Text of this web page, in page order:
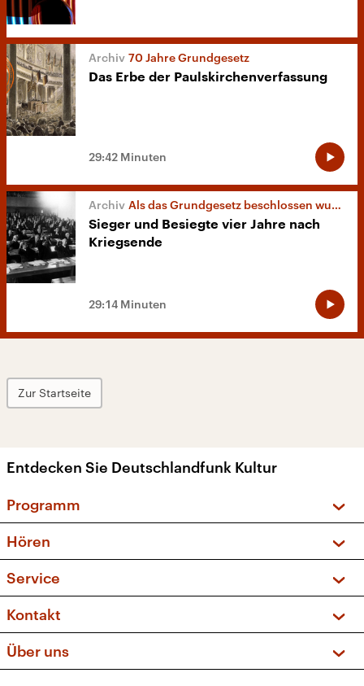
70 Jahre Grundgesetz
Das Erbe der Paulskirchenverfassung
29:42 Minuten
Als das Grundgesetz beschlossen wurde
Sieger und Besiegte vier Jahre nach
Kriegsende
29:14 Minuten
Zur Startseite
Entdecken Sie Deutschlandfunk Kultur
Programm
Sendungen und Podcasts
Musikliste
Kakadu – Das Kinderprogramm
Hören
Frequenzen (UKW + DAB+)
Service
FAQ
Apps
Newsletter
Kontakt
Social Media
Über uns